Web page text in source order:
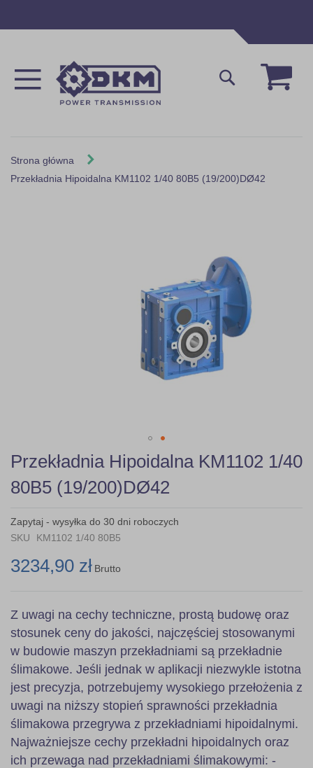
Mój
Szukaj
Strona główna
Przekładnia Hipoidalna KM1102 1/40 80B5 (19/200)DØ42
Skip
to
the
beginning
the
images
Przekładnia Hipoidalna KM1102 1/40
80B5 (19/200)DØ42
Zapytaj - wysyłka do 30 dni roboczych
SKU
KM1102 1/40 80B5
3234,90 zł Brutto
Z uwagi na cechy techniczne, prostą budowę oraz
stosunek ceny do jakości, najczęściej stosowanymi
w budowie maszyn przekładniami są przekładnie
ślimakowe. Jeśli jednak w aplikacji niezwykle istotna
jest precyzja, potrzebujemy wysokiego przełożenia z
uwagi na niższy stopień sprawności przekładnia
ślimakowa przegrywa z przekładniami hipoidalnymi.
Najważniejsze cechy przekładni hipoidalnych oraz
ich przewaga nad przekładniami ślimakowymi: -